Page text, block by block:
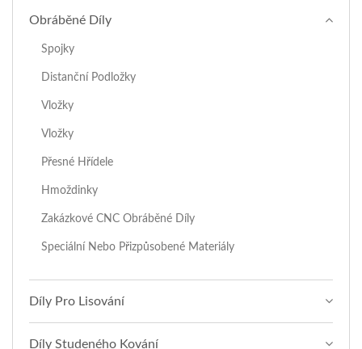
Obráběné Díly
Spojky
Distanční Podložky
Vložky
Vložky
Přesné Hřídele
Hmoždinky
Zakázkové CNC Obráběné Díly
Speciální Nebo Přizpůsobené Materiály
Díly Pro Lisování
Díly Studeného Kování